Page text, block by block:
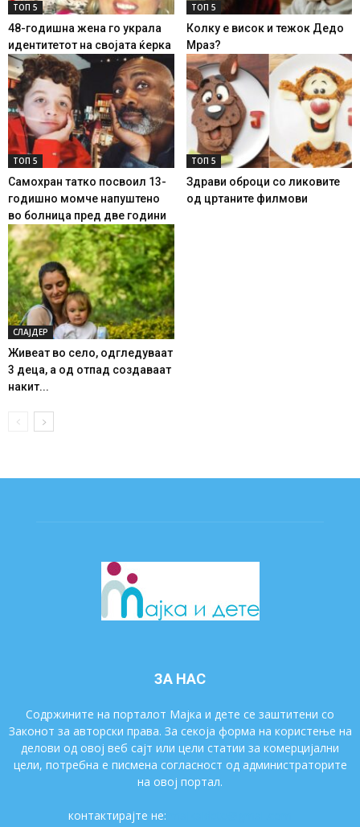
ТОП 5
48-годишна жена го украла
идентитетот на својата ќерка
ТОП 5
Колку е висок и тежок Дедо
Мраз?
ТОП 5
Самохран татко посвоил 13-
годишно момче напуштено
во болница пред две години
ТОП 5
Здрави оброци со ликовите
од цртаните филмови
СЛАЈДЕР
Живеат во село, одгледуваат
3 деца, а од отпад создаваат
накит...
ЗА НАС
Содржините на порталот Мајка и дете се заштитени со
Законот за авторски права. За секоја форма на користење на
делови од овој веб сајт или цели статии за комерцијални
цели, потребна е писмена согласност од администраторите
на овој портал.
контактирајте не: